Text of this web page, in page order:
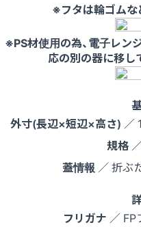
※フタは輪ゴムな
※PS材使用の為、電子レン
応の別の器に移し
外寸(長辺×短辺×高さ) ／
規格
蓋情報 ／ 折ぶ
フリガナ ／ FP